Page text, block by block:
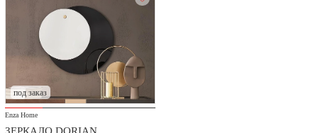
Доставка и сборка
Мы заботимся о безопасности доставки и качестве сборки
приобретаемых товаров.
Стоимость доставки и сборки оговаривается при заключении
договора в зависимости от географического расположения.
под заказ
Enza Home